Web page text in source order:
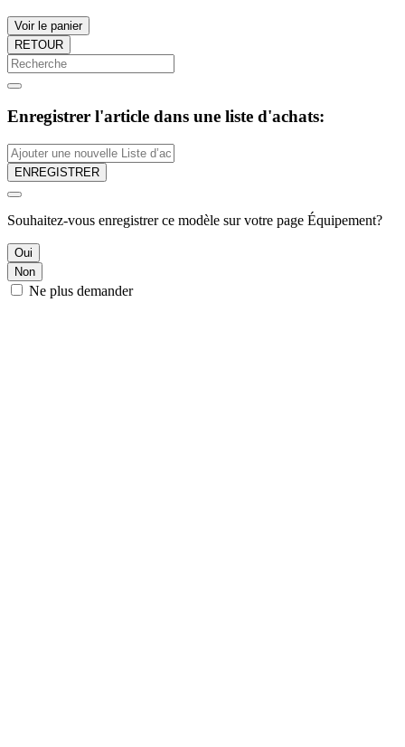
Voir le panier
RETOUR
Enregistrer l'article dans une liste d'achats:
ENREGISTRER
Souhaitez-vous enregistrer ce modèle sur votre page Équipement?
Oui
Non
Ne plus demander